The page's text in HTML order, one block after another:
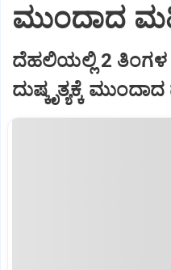
ಮುಂದಾದ
ದೆಹಲಿಯಲ್ಲಿ 2 ತಿಂಗಳ
ದುಷ್ಕೃತ್ಯಕ್ಕೆ ಮುಂದಾದ